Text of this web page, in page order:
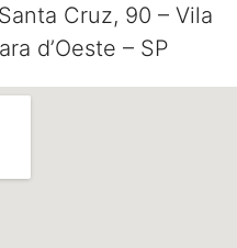
Cruz, 90 – Vila
d’Oeste – SP